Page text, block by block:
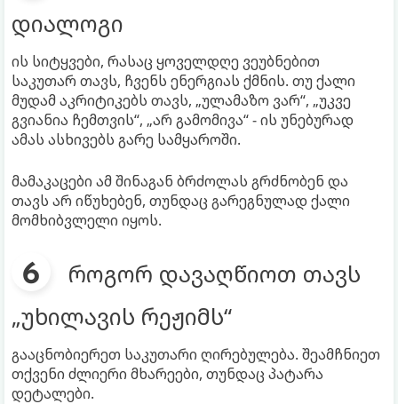
დიალოგი
ის სიტყვები, რასაც ყოველდღე ვეუბნებით
საკუთარ თავს, ჩვენს ენერგიას ქმნის. თუ ქალი
მუდამ აკრიტიკებს თავს, „ულამაზო ვარ“, „უკვე
გვიანია ჩემთვის“, „არ გამომივა“ - ის უნებურად
ამას ასხივებს გარე სამყაროში.
მამაკაცები ამ შინაგან ბრძოლას გრძნობენ და
თავს არ იწუხებენ, თუნდაც გარეგნულად ქალი
მომხიბვლელი იყოს.
როგორ დავაღწიოთ თავს
„უხილავის რეჟიმს“
გააცნობიერეთ საკუთარი ღირებულება. შეამჩნიეთ
თქვენი ძლიერი მხარეები, თუნდაც პატარა
დეტალები.